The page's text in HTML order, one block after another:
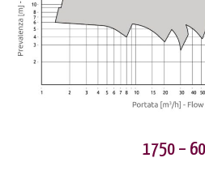
1750 –